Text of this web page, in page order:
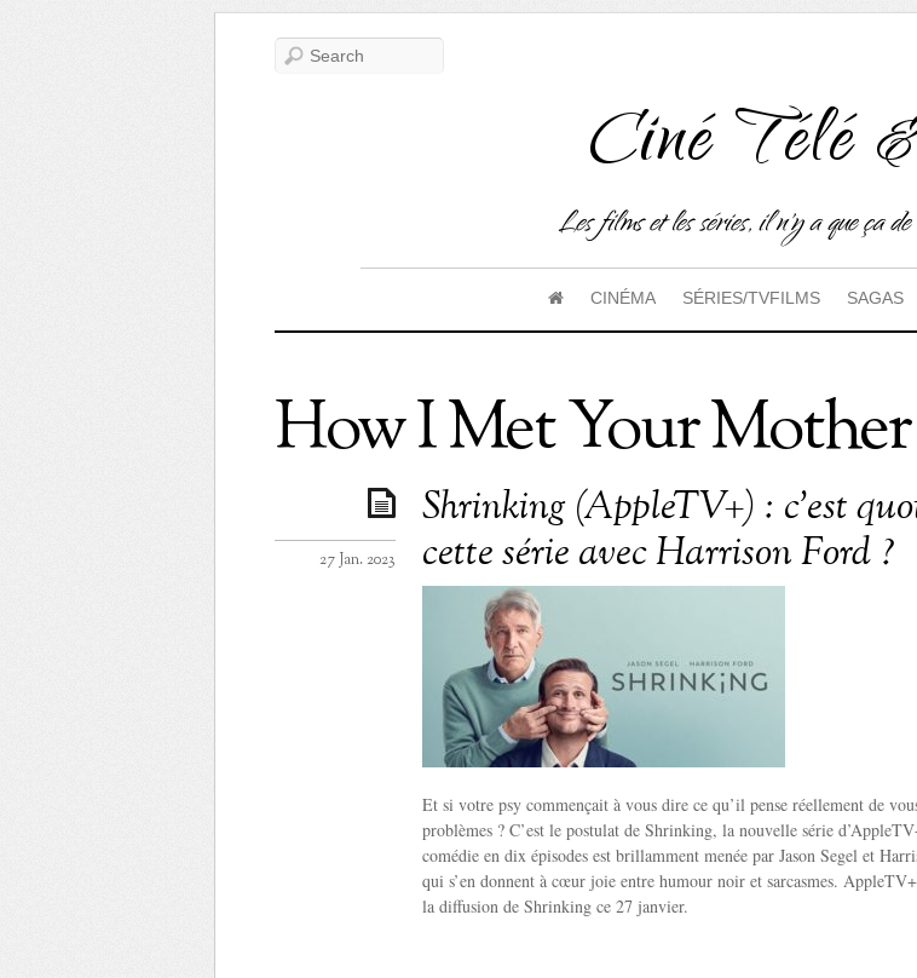
Ciné Télé
Les films et les séries, il n'y a que ça
CINÉMA SÉRIES/TVFILMS SAGAS
How I Met Your Mother
Shrinking (AppleTV+) : c’est
cette série avec Harrison Ford ?
27 Jan. 2023
Et si votre psy commençait à vous dire ce qu’il pense réellement de
problèmes ? C’est le postulat de Shrinking, la nouvelle série
comédie en dix épisodes est brillamment menée par Jason Segel et
qui s’en donnent à cœur joie entre humour noir et sarcasmes.
la diffusion de Shrinking ce 27 janvier.